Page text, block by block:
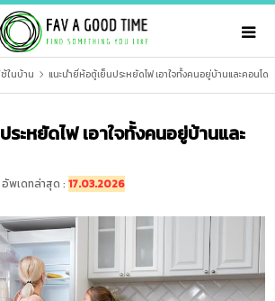
ช้ในบ้าน แนะนำยี่ห้อตู้เย็นประหยัดไฟ เอาใจทั้งคนอยู่บ้านและคอนโด
ระหยัดไฟ เอาใจทั้งคนอยู่บ้านและ
อัพเดทล่าสุด :17.03.2026